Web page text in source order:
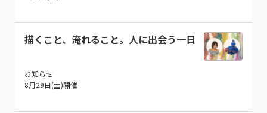
描くこと、淹れること。人に出会う一日
お知らせ
8月29日(土)開催